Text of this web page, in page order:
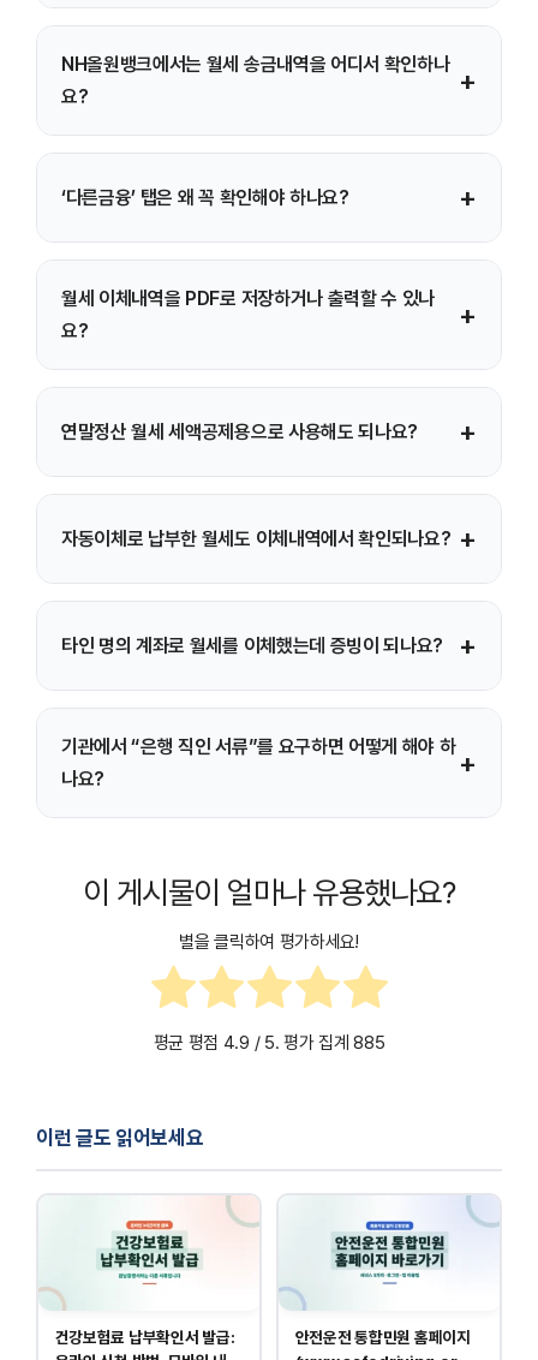
즉시이체’로 이동한 후, 계좌 선택 화면에서 ‘다른금융’ 탭을
선택해 확인합니다.
NH올원뱅크에서는 월세 송금내역을 어디서 확인하나
요?
+
수 있으며, ‘다른금융’ 탭을 통해 타행 송금 내역도 함께
‘다른금융’ 탭은 왜 꼭 확인해야 하나요? +
내역이 ‘다른금융’ 탭에 표시되는 경우가 많아, 이 탭을
확인해야 누락 없이 조회할 수 있습니다.
월세 이체내역을 PDF로 저장하거나 출력할 수 있나
요?
+
있고, 모바일 앱에서는 캡처 저장이 일반적입니다. 기관
선택하세요.
연말정산 월세 세액공제용으로 사용해도 되나요? +
납부 증빙자료로 활용할 수 있습니다. 보통 임대차계약서,
자동이체로 납부한 월세도 이체내역에서 확인되나요? +
확인할 수 있으며, 거래일자·금액·상대계좌 정보가 함께
타인 명의 계좌로 월세를 이체했는데 증빙이 되나요? +
지원사업은 ‘계약자(또는 신청자) 본인 명의 계좌 이체’를
요구하는 경우가 많아, 가능하면 본인 명의로 이체하는 것이
안전합니다.
기관에서 “은행 직인 서류”를 요구하면 어떻게 해야 하
나요?
+
거래내역 증명서 등 공식 서류 발급을 요청하는 것이
안전합니다. 제출처 요구사항을 먼저 확인한 뒤 방문하세요.
이 게시물이 얼마나 유용했나요?
별을 클릭하여 평가하세요!
평균 평점 4.9 / 5. 평가 집계885
이런 글도 읽어보세요
건강보험료 납부확인서 발급:
안전운전 통합민원 홈페이지